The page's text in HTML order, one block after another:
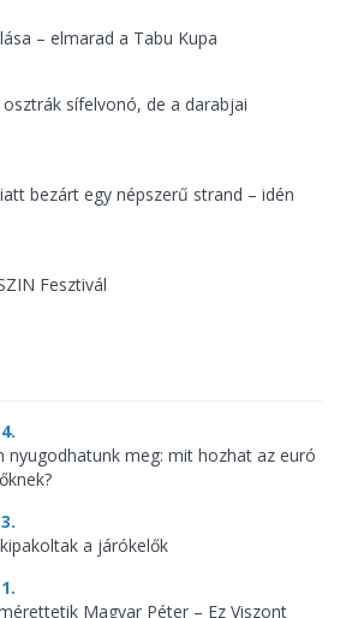
– elmarad a Tabu Kupa
sífelvonó, de a darabjai
bezárt egy népszerű strand – idén
Fesztivál
nyugodhatunk meg: mit hozhat az euró
a járókelők
Magyar Péter – Ez Viszont